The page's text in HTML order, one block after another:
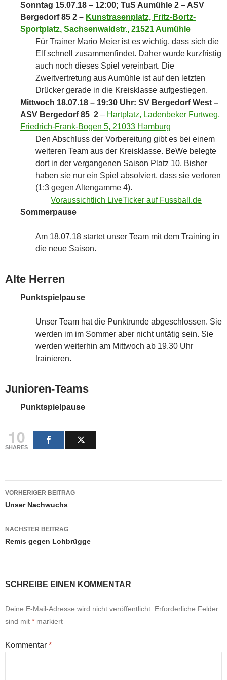
Sonntag 15.07.18 – 12:00; TuS Aumühle 2 – ASV
Bergedorf 85 2 – Kunstrasenplatz, Fritz-Bortz-
Sportplatz, Sachsenwaldstr., 21521 Aumühle
Für Trainer Mario Meier ist es wichtig, dass sich die
Elf schnell zusammenfindet. Daher wurde kurzfristig
auch noch dieses Spiel vereinbart. Die
Zweitvertretung aus Aumühle ist auf den letzten
Drücker gerade in die Kreisklasse aufgestiegen.
Mittwoch 18.07.18 – 19:30 Uhr: SV Bergedorf West –
ASV Bergedorf 85 2 – Hartplatz, Ladenbeker Furtweg,
Friedrich-Frank-Bogen 5, 21033 Hamburg
Den Abschluss der Vorbereitung gibt es bei einem
weiteren Team aus der Kreisklasse. BeWe belegte
dort in der vergangenen Saison Platz 10. Bisher
haben sie nur ein Spiel absolviert, dass sie verloren
(1:3 gegen Altengamme 4).
Voraussichtlich LiveTicker auf Fussball.de
Sommerpause
Am 18.07.18 startet unser Team mit dem Training in
die neue Saison.
Alte Herren
Punktspielpause
Unser Team hat die Punktrunde abgeschlossen. Sie
werden im im Sommer aber nicht untätig sein. Sie
werden weiterhin am Mittwoch ab 19.30 Uhr
trainieren.
Junioren-Teams
Punktspielpause
10
SHARES
Beitragsnavigation
VORHERIGER BEITRAG
Unser Nachwuchs
NÄCHSTER BEITRAG
Remis gegen Lohbrügge
SCHREIBE EINEN KOMMENTAR
Deine E-Mail-Adresse wird nicht veröffentlicht. Erforderliche Felder
sind mit * markiert
Kommentar *